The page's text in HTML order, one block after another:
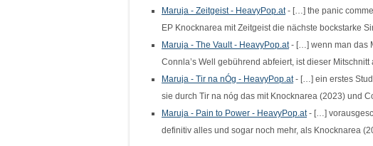
Maruja - Zeitgeist - HeavyPop.at- […] the panic
EP Knocknarea mit Zeitgeist die nächste bockstarke
Maruja - The Vault - HeavyPop.at- […] wenn man das
Connla’s Well gebührend abfeiert, ist dieser
Maruja - Tir na nÓg - HeavyPop.at- […] ein erstes
sie durch Tir na nóg das mit Knocknarea (2023) und
Maruja - Pain to Power - HeavyPop.at- […]
definitiv alles und sogar noch mehr, als Knocknarea